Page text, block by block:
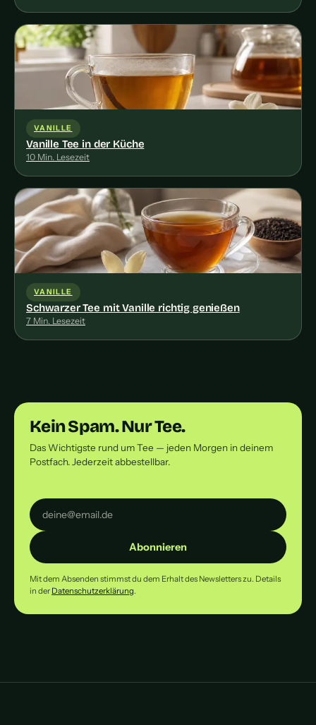
VANILLE
Vanille Tee in der Küche
10 Min. Lesezeit
VANILLE
Schwarzer Tee mit Vanille richtig genießen
7 Min. Lesezeit
Kein Spam. Nur Tee.
Das Wichtigste rund um Tee — jeden Morgen in deinem
Postfach. Jederzeit abbestellbar.
Abonnieren
Mit dem Absenden stimmst du dem Erhalt des Newsletters zu. Details
in der Datenschutzerklärung.